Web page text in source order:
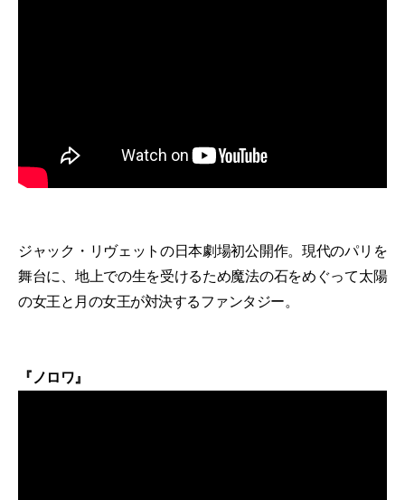
ジャック・リヴェットの日本劇場初公開作。現代のパリを
舞台に、地上での生を受けるため魔法の石をめぐって太陽
の女王と月の女王が対決するファンタジー。
『ノロワ』